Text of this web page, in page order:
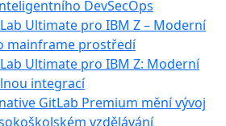
DevSecOps
Ultimate pro IBM Z – Moderní
mainframe prostředí
Ultimate pro IBM Z: Moderní
integrací
GitLab Premium mění vývoj
vzdělávání